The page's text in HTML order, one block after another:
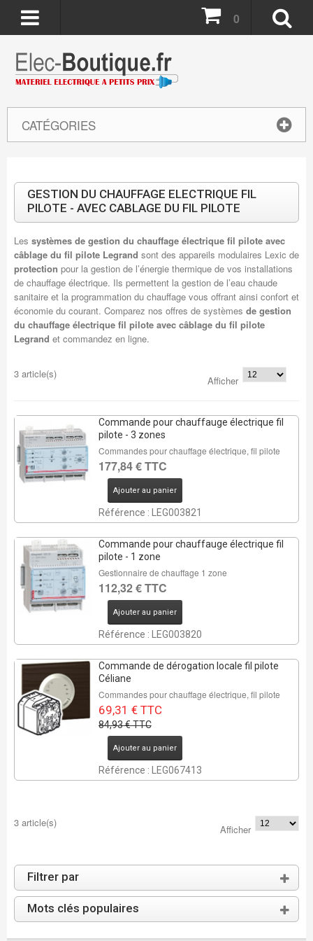
CATÉGORIES
0
GESTION DU CHAUFFAGE ELECTRIQUE FIL
PILOTE - AVEC CABLAGE DU FIL PILOTE
Les systèmes de gestion du chauffage électrique fil pilote avec
câblage du fil pilote Legrand sont des appareils modulaires Lexic de
protection pour la gestion de l’énergie thermique de vos installations
de chauffage électrique. Ils permettent la gestion de l’eau chaude
sanitaire et la programmation du chauffage vous offrant ainsi confort et
économie du courant. Comparez nos offres de systèmes de gestion
du chauffage électrique fil pilote avec câblage du fil pilote
Legrand et commandez en ligne.
3 article(s)
Afficher
Commande pour chauffauge électrique fil
pilote - 3 zones
Commandes pour chauffage électrique, fil pilote
177,84 € TTC
Ajouter au panier
Référence : LEG003821
Commande pour chauffauge électrique fil
pilote - 1 zone
Gestionnaire de chauffage 1 zone
112,32 € TTC
Ajouter au panier
Référence : LEG003820
Commande de dérogation locale fil pilote
Céliane
Commandes pour chauffage électrique, fil pilote
69,31 € TTC
84,93 € TTC
Ajouter au panier
Référence : LEG067413
3 article(s)
Afficher
Filtrer par
Mots clés populaires